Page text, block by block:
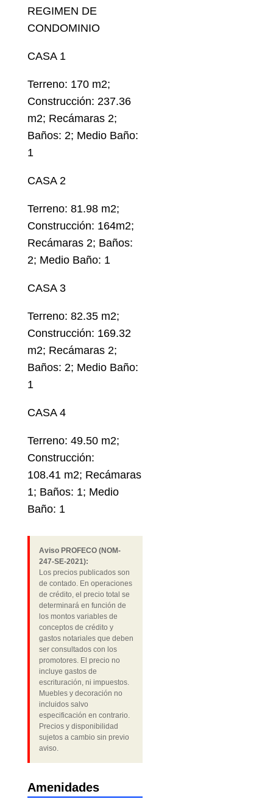
REGIMEN DE
CONDOMINIO
CASA 1
Terreno: 170 m2;
Construcción: 237.36
m2; Recámaras 2;
Baños: 2; Medio Baño:
1
CASA 2
Terreno: 81.98 m2;
Construcción: 164m2;
Recámaras 2; Baños:
2; Medio Baño: 1
CASA 3
Terreno: 82.35 m2;
Construcción: 169.32
m2; Recámaras 2;
Baños: 2; Medio Baño:
1
CASA 4
Terreno: 49.50 m2;
Construcción:
108.41 m2; Recámaras
1; Baños: 1; Medio
Baño: 1
Aviso PROFECO (NOM-
247-SE-2021):
Los precios publicados son
de contado. En operaciones
de crédito, el precio total se
determinará en función de
los montos variables de
conceptos de crédito y
gastos notariales que deben
ser consultados con los
promotores. El precio no
incluye gastos de
escrituración, ni impuestos.
Muebles y decoración no
incluidos salvo
especificación en contrario.
Precios y disponibilidad
sujetos a cambio sin previo
aviso.
Amenidades